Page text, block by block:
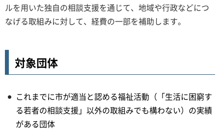
ルを用いた独自の相談支援を通じて、地域や行政などにつ
なげる取組みに対して、経費の一部を補助します。
対象団体
これまでに市が適当と認める福祉活動（「生活に困窮す
る若者の相談支援」以外の取組みでも構わない）の実績
がある団体